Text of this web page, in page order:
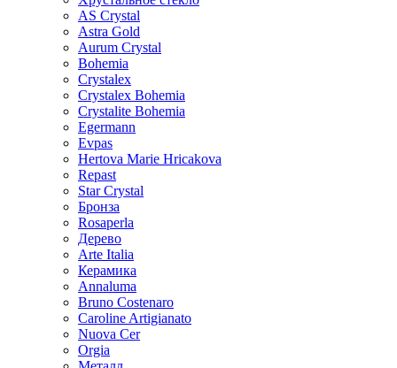
AS Crystal
Astra Gold
Aurum Crystal
Bohemia
Crystalex
Crystalex Bohemia
Crystalite Bohemia
Egermann
Evpas
Hertova Marie Hricakova
Repast
Star Crystal
Бронза
Rosaperla
Дерево
Arte Italia
Керамика
Annaluma
Bruno Costenaro
Caroline Artigianato
Nuova Cer
Orgia